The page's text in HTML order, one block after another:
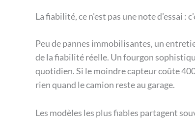
La fiabilité, ce n’est pas une note d’essai :
Peu de pannes immobilisantes, un
de la fiabilité réelle. Un fourgon
quotidien. Si le moindre capteur coûte
rien quand le camion reste au garage.
Les modèles les plus fiables partagent